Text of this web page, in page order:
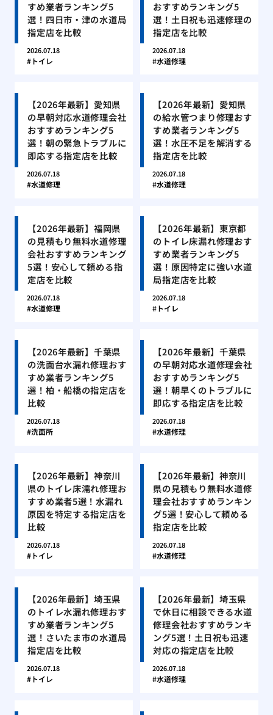
すめ業者ランキング5
選！四日市・津の水道局
指定店を比較
2026.07.18
トイレ
おすすめランキング5
選！土日祝も迅速修理の
指定店を比較
2026.07.18
水道修理
【2026年最新】愛知県
の早朝対応水道修理会社
おすすめランキング5
選！朝の緊急トラブルに
即応する指定店を比較
2026.07.18
水道修理
【2026年最新】愛知県
の給水管つまり修理おす
すめ業者ランキング5
選！水圧不足を解消する
指定店を比較
2026.07.18
水道修理
【2026年最新】福岡県
の見積もり無料水道修理
会社おすすめランキング
5選！安心して頼める指
定店を比較
2026.07.18
水道修理
【2026年最新】東京都
のトイレ床漏れ修理おす
すめ業者ランキング5
選！原因特定に強い水道
局指定店を比較
2026.07.18
トイレ
【2026年最新】千葉県
の洗面台水漏れ修理おす
すめ業者ランキング5
選！柏・船橋の指定店を
比較
2026.07.18
洗面所
【2026年最新】千葉県
の早朝対応水道修理会社
おすすめランキング5
選！朝早くのトラブルに
即応する指定店を比較
2026.07.18
水道修理
【2026年最新】神奈川
県のトイレ床濡れ修理お
すすめ業者5選！水漏れ
原因を特定する指定店を
比較
2026.07.18
トイレ
【2026年最新】神奈川
県の見積もり無料水道修
理会社おすすめランキン
グ5選！安心して頼める
指定店を比較
2026.07.18
水道修理
【2026年最新】埼玉県
のトイレ水漏れ修理おす
すめ業者ランキング5
選！さいたま市の水道局
指定店を比較
2026.07.18
トイレ
【2026年最新】埼玉県
で休日に相談できる水道
修理会社おすすめランキ
ング5選！土日祝も迅速
対応の指定店を比較
2026.07.18
水道修理